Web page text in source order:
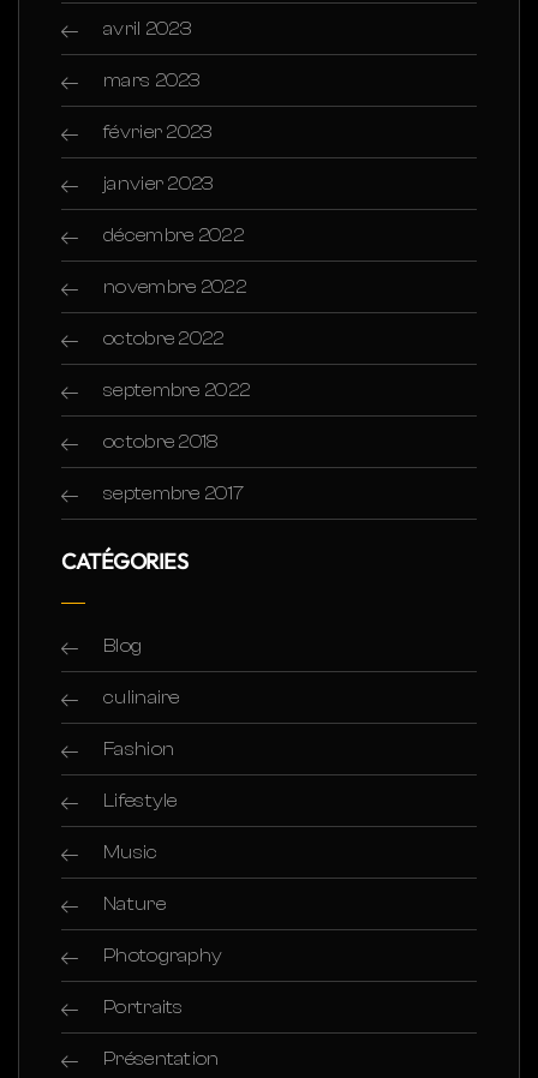
avril 2023
mars 2023
février 2023
janvier 2023
décembre 2022
novembre 2022
octobre 2022
septembre 2022
octobre 2018
septembre 2017
CATÉGORIES
Blog
culinaire
Fashion
Lifestyle
Music
Nature
Photography
Portraits
Présentation